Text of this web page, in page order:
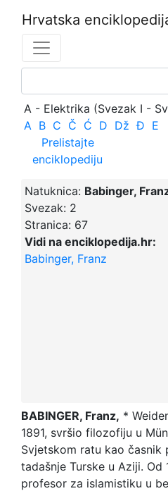
Hrvatska
A - Elektrika (Svezak I -
A B C Č Ć D Dž Đ E
Prelistajte
enciklopediju
Natuknica: Babinger,
Svezak: 2
Stranica: 67
Vidi na enciklopedija.hr:
Babinger, Franz
BABINGER, Franz, *
1891, svršio filozofiju u
Svjetskom ratu kao časnik
tadašnje Turske u Aziji. Od
profesor za islamistiku u